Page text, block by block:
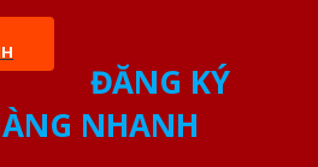
ĐĂNG KÝ
NHANH